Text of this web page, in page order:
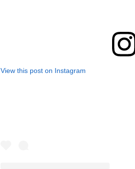
View this post on Instagram